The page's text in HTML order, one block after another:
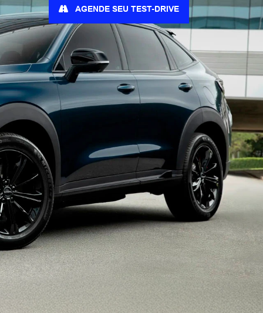
AGENDE SEU TEST-DRIVE